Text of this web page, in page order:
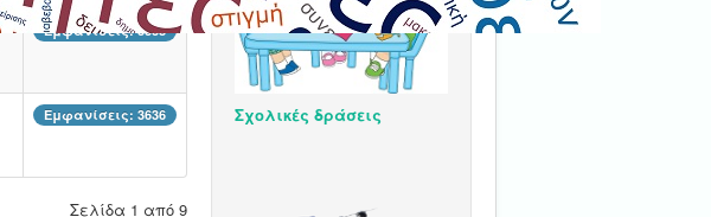
Εμφανίσεις: 3338
Εμφανίσεις: 3636
Σελίδα 1 από 9
Σχολικές δράσεις